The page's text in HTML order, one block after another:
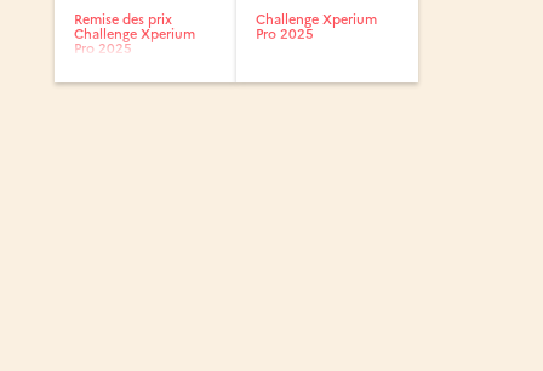
Remise des prix
Challenge Xperium
Pro 2025
Challenge Xperium
Pro 2025